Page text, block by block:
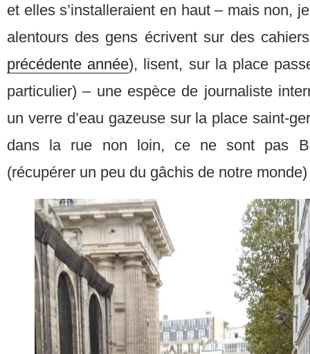
et elles s’installeraient en haut – mais non,
alentours des gens écrivent sur des
précédente année), lisent, sur la place
particulier) – une espèce de journaliste
un verre d’eau gazeuse sur la place saint-
dans la rue non loin, ce ne sont pas
(récupérer un peu du gâchis de notre monde)